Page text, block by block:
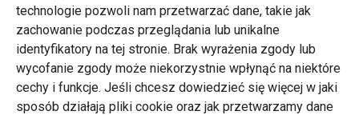
technologie pozwoli nam przetwarzać dane, takie jak
zachowanie podczas przeglądania lub unikalne
identyfikatory na tej stronie. Brak wyrażenia zgody lub
wycofanie zgody może niekorzystnie wpłynąć na niektóre
cechy i funkcje. Jeśli chcesz dowiedzieć się więcej w jaki
sposób działają pliki cookie oraz jak przetwarzamy dane
Zarząd Transportu Miejskiego w Poznaniu
Napisz do nas
tel. 61 646 33 44
ul. Matejki 59, 60-770 Poznań